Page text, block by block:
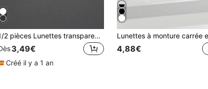
1/2 pièces Lunettes transparentes minimalistes classiques et intemporelles pour hommes, convenant au bureau, à la photographie de rue, aux activités de loisirs en plein air, à la décoration de la vie quotidienne
3,49€
Créé il y a 1 an
4,88€